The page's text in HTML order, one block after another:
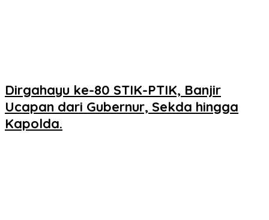
Dirgahayu ke-80 STIK-PTIK, Banjir
Ucapan dari Gubernur, Sekda hingga
Kapolda.